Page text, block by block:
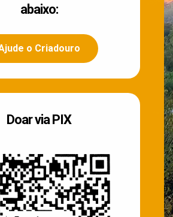
abaixo:
o Criadouro
Doar via PIX